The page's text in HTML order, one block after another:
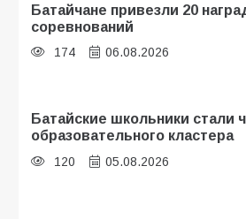
Батайчане привезли 20
соревнований
174 06.08.2026
Батайские школьники стали
образовательного кластера
120 05.08.2026